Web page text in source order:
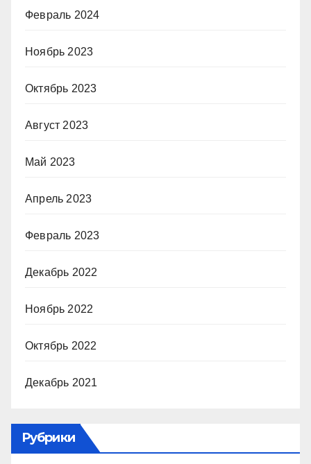
Февраль 2024
Ноябрь 2023
Октябрь 2023
Август 2023
Май 2023
Апрель 2023
Февраль 2023
Декабрь 2022
Ноябрь 2022
Октябрь 2022
Декабрь 2021
Рубрики